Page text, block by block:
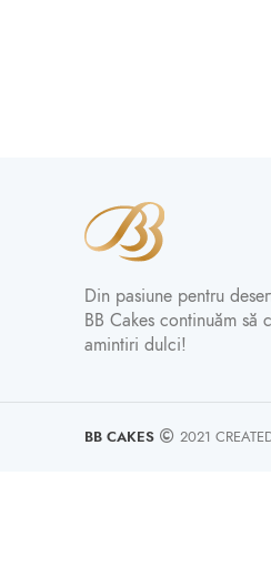
Din pasiune pentru
BB Cakes continuăm să
amintiri dulci!
BB CAKES 2021